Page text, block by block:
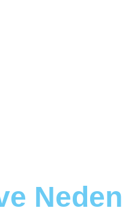
Neden